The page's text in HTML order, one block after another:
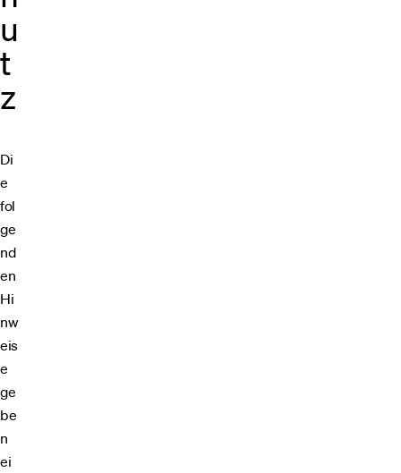
u
t
z
Di
e
fol
ge
nd
en
Hi
nw
eis
e
ge
be
n
ei